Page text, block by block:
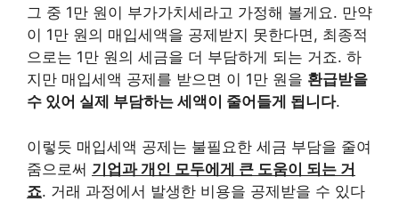
그 중 1만 원이 부가가치세라고 가정해 볼게요. 만약
이 1만 원의 매입세액을 공제받지 못한다면, 최종적
으로는 1만 원의 세금을 더 부담하게 되는 거죠. 하
지만 매입세액 공제를 받으면 이 1만 원을 환급받을
수 있어 실제 부담하는 세액이 줄어들게 됩니다.
이렇듯 매입세액 공제는 불필요한 세금 부담을 줄여
줌으로써 기업과 개인 모두에게 큰 도움이 되는 거
죠. 거래 과정에서 발생한 비용을 공제받을 수 있다